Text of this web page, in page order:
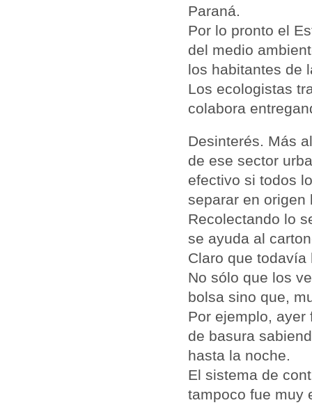
Paraná.
Por lo pronto el
del medio
los habitantes de
Los ecologistas
colabora
Desinterés. Más
de ese sector
efectivo si todos
separar en origen
Recolectando lo
se ayuda al
Claro que
No sólo que los
bolsa sino que,
Por ejemplo,
de basura
hasta la noche.
El sistema de
tampoco fue muy